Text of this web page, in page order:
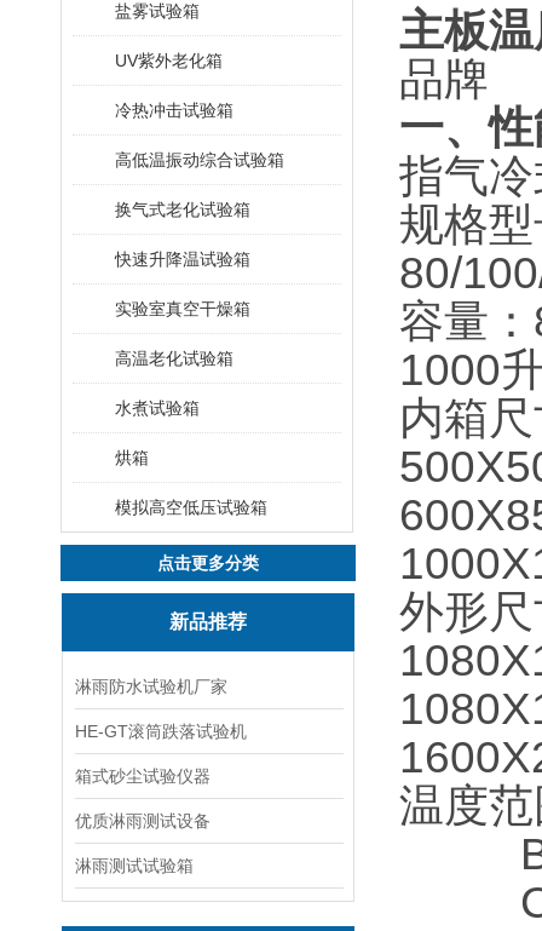
盐雾试验箱
UV紫外老化箱
冷热冲击试验箱
高低温振动综合试验箱
换气式老化试验箱
快速升降温试验箱
实验室真空干燥箱
高温老化试验箱
水煮试验箱
烘箱
模拟高空低压试验箱
点击更多分类
新品推荐
淋雨防水试验机厂家
HE-GT滚筒跌落试验机
箱式砂尘试验仪器
优质淋雨测试设备
淋雨测试试验箱
主板
品牌
一、
指气
规格
80/
容量
1000
内箱
外形
温度
B表
C表